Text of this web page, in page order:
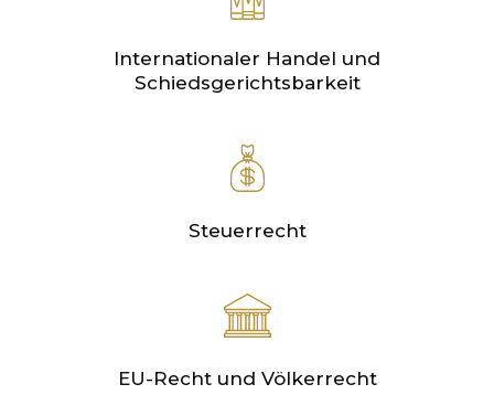
Internationaler Handel und
Schiedsgerichtsbarkeit
Steuerrecht
EU-Recht und Völkerrecht